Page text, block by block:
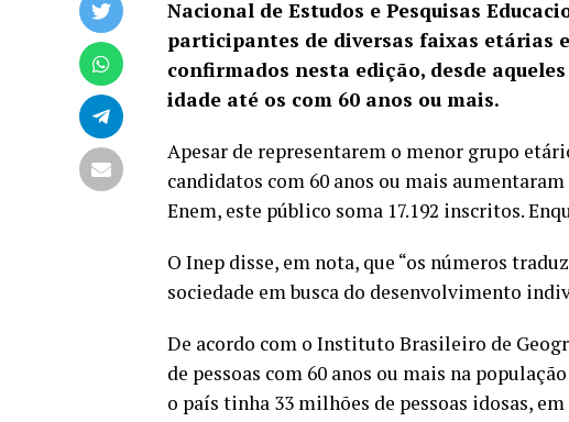
Nacional de Estudos e Pesquisas
participantes de diversas faixas etárias
confirmados nesta edição, desde
idade até os com 60 anos ou mais.
Apesar de representarem o menor grupo
candidatos com 60 anos ou mais
Enem, este público soma 17.192 inscritos.
O Inep disse, em nota, que “os números
sociedade em busca do desenvolvimento
De acordo com o Instituto Brasileiro de
de pessoas com 60 anos ou mais na
o país tinha 33 milhões de pessoas idosas, em